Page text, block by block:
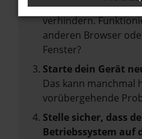
können das Laden
verhindern.
anderen Browser
Fenster?
Starte dein Gerät
Das kann manchmal
vorübergehende
Stelle sicher, dass
Betriebssystem auf